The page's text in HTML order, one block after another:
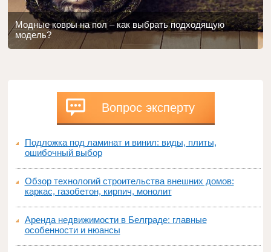
Модные ковры на пол – как выбрать подходящую
модель?
Вопрос эксперту
Подложка под ламинат и винил: виды, плиты,
ошибочный выбор
Обзор технологий строительства внешних домов:
каркас, газобетон, кирпич, монолит
Аренда недвижимости в Белграде: главные
особенности и нюансы